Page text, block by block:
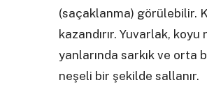
(saçaklanma) görülebilir.
kazandırır. Yuvarlak,
yanlarında sarkık ve orta
neşeli bir şekilde sallanır.